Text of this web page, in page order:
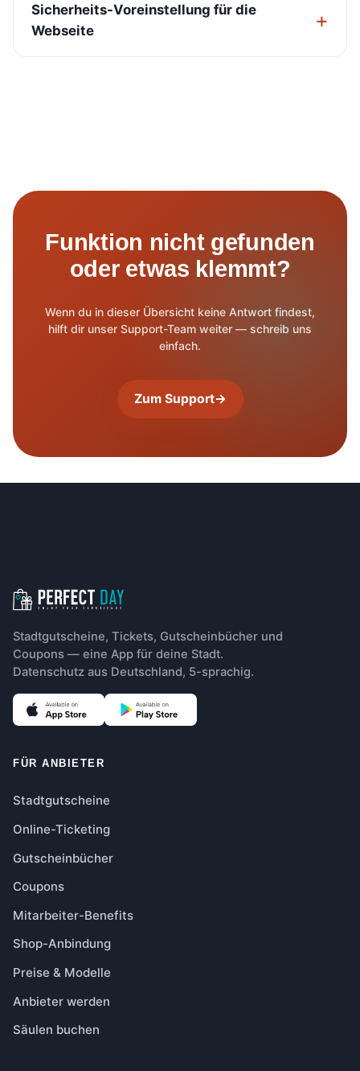
Sicherheits-Voreinstellung für die
Webseite
Funktion nicht gefunden
oder etwas klemmt?
Wenn du in dieser Übersicht keine Antwort findest,
hilft dir unser Support-Team weiter — schreib uns
einfach.
Zum Support→
Stadtgutscheine, Tickets, Gutscheinbücher und
Coupons — eine App für deine Stadt.
Datenschutz aus Deutschland, 5-sprachig.
FÜR ANBIETER
Stadtgutscheine
Online-Ticketing
Gutscheinbücher
Coupons
Mitarbeiter-Benefits
Shop-Anbindung
Preise & Modelle
Anbieter werden
Säulen buchen